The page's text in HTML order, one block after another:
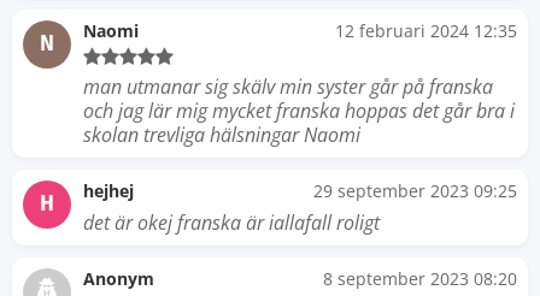
N Naomi 12 februari 2024 12:35
man utmanar sig skälv min syster går på franska
och jag lär mig mycket franska hoppas det går bra i
skolan trevliga hälsningar Naomi
H hejhej 29 september 2023 09:25
det är okej franska är iallafall roligt
Anonym 8 september 2023 08:20